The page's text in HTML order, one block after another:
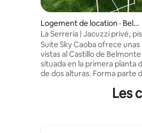
Logement de location · Belm
onte
La Serrería | Jacuzzi privé,
château...
Suite Sky Caoba ofrece
vistas al Castillo de
situada en la primera planta
de dos alturas. Forma parte
apartamentos, ideal para
Les